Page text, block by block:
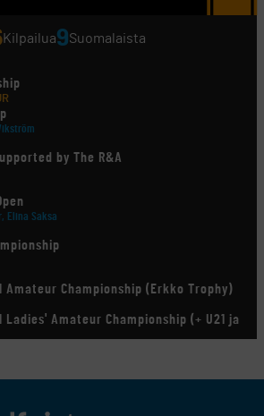
Kilpailua9Suomalaista
by The R&A
Elina Saksa
Championship (Erkko Trophy)
Amateur Championship (+ U21 ja